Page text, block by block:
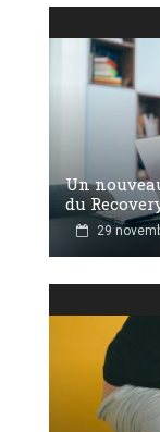
Un
du
29